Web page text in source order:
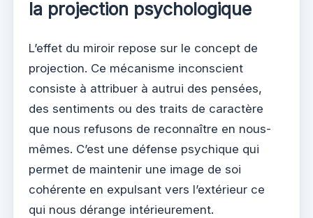
la projection psychologique
L’effet du miroir repose sur le concept de
projection. Ce mécanisme inconscient
consiste à attribuer à autrui des pensées,
des sentiments ou des traits de caractère
que nous refusons de reconnaître en nous-
mêmes. C’est une défense psychique qui
permet de maintenir une image de soi
cohérente en expulsant vers l’extérieur ce
qui nous dérange intérieurement.